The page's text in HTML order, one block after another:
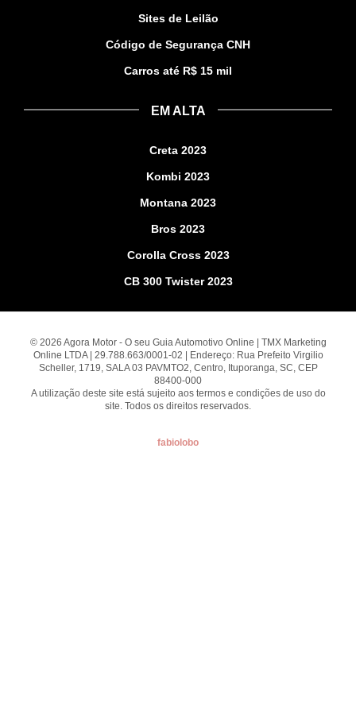
Sites de Leilão
Código de Segurança CNH
Carros até R$ 15 mil
EM ALTA
Creta 2023
Kombi 2023
Montana 2023
Bros 2023
Corolla Cross 2023
CB 300 Twister 2023
© 2026 Agora Motor - O seu Guia Automotivo Online | TMX Marketing
Online LTDA | 29.788.663/0001-02 | Endereço: Rua Prefeito Virgilio
Scheller, 1719, SALA 03 PAVMTO2, Centro, Ituporanga, SC, CEP
88400-000
A utilização deste site está sujeito aos termos e condições de uso do
site. Todos os direitos reservados.
fabiolobo